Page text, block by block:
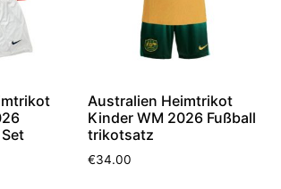
Australien Heimtrikot
Kinder WM 2026 Fußball
trikotsatz
€34.00